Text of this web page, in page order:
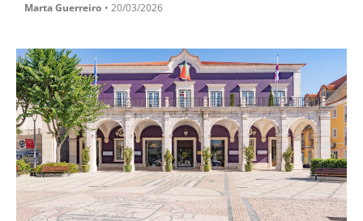
Marta Guerreiro • 20/03/2026